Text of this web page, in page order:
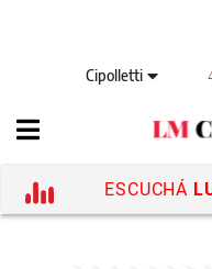
Cipolletti
ESCUCHÁ